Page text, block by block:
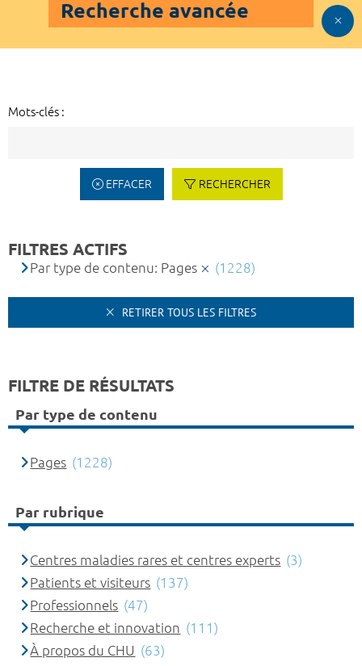
Recherche avancée
Mots-clés :
EFFACER RECHERCHER
FILTRES ACTIFS
Par type de contenu: Pages (1228)
RETIRER TOUS LES FILTRES
FILTRE DE RÉSULTATS
Par type de contenu
Pages (1228)
Par rubrique
Centres maladies rares et centres experts (3)
Patients et visiteurs (137)
Professionnels (47)
Recherche et innovation (111)
À propos du CHU (63)